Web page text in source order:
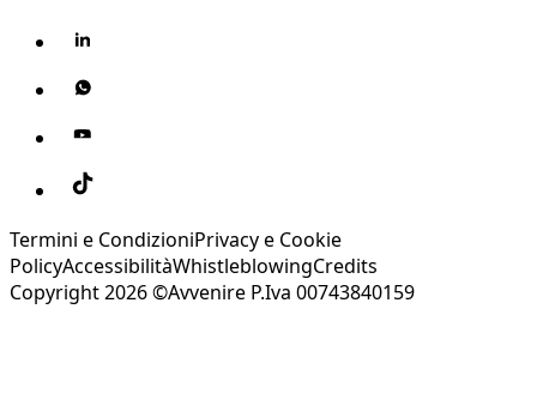
Termini e CondizioniPrivacy e Cookie
PolicyAccessibilitàWhistleblowingCredits
Copyright 2026 ©Avvenire P.Iva 00743840159